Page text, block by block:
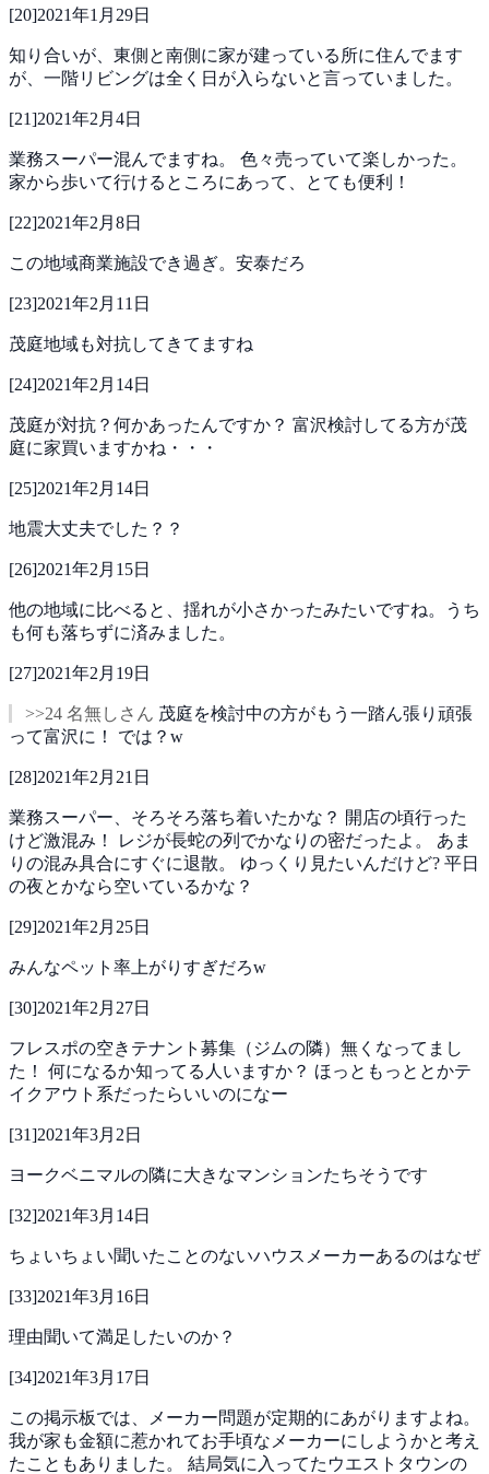
[20]2021年1月29日
知り合いが、東側と南側に家が建っている所に住んでます
が、一階リビングは全く日が入らないと言っていました。
[21]2021年2月4日
業務スーパー混んでますね。 色々売っていて楽しかった。
家から歩いて行けるところにあって、とても便利！
[22]2021年2月8日
この地域商業施設でき過ぎ。安泰だろ
[23]2021年2月11日
茂庭地域も対抗してきてますね
[24]2021年2月14日
茂庭が対抗？何かあったんですか？ 富沢検討してる方が茂
庭に家買いますかね・・・
[25]2021年2月14日
地震大丈夫でした？？
[26]2021年2月15日
他の地域に比べると、揺れが小さかったみたいですね。うち
も何も落ちずに済みました。
[27]2021年2月19日
>>24 名無しさん 茂庭を検討中の方がもう一踏ん張り頑張
って富沢に！ では？w
[28]2021年2月21日
業務スーパー、そろそろ落ち着いたかな？ 開店の頃行った
けど激混み！
レジが長蛇の列でかなりの密だったよ。 あま
りの混み具合にすぐに退散。 ゆっくり見たいんだけど? 平日
の夜とかなら空いているかな？
[29]2021年2月25日
みんなペット率上がりすぎだろw
[30]2021年2月27日
フレスポの空きテナント募集（ジムの隣）無くなってまし
た！ 何になるか知ってる人いますか？ ほっともっととかテ
イクアウト系だったらいいのになー
[31]2021年3月2日
ヨークベニマルの隣に大きなマンションたちそうです
[32]2021年3月14日
ちょいちょい聞いたことのないハウスメーカーあるのはなぜ
[33]2021年3月16日
理由聞いて満足したいのか？
[34]2021年3月17日
この掲示板では、メーカー問題が定期的にあがりますよね。
我が家も金額に惹かれてお手頃なメーカーにしようかと考え
たこともありました。 結局気に入ってたウエストタウンの